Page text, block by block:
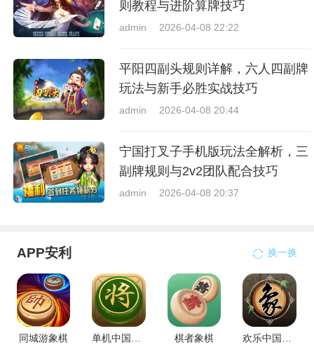
则教程与进阶算牌技巧
admin 2026-04-08 22:22
平阳四副头规则详解，六人四副牌
玩法与新手必胜实战技巧
admin 2026-04-08 20:44
宁国打叉子手机版玩法全解析，三
副牌规则与2v2团队配合技巧
admin 2026-04-08 20:37
APP安利 换一换
同城游象棋
单机中国象棋
棋者象棋
欢乐中国象棋